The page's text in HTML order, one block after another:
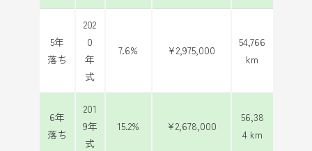
5年
落ち
202
0
年
式
7.6% ¥2,975,000
54,766
km
6年
落ち
201
9年
式
15.2% ¥2,678,000
56,38
4 km